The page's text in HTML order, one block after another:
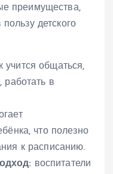
преимущества,
детского
учится общаться,
работать в
что полезно
к расписанию.
воспитатели